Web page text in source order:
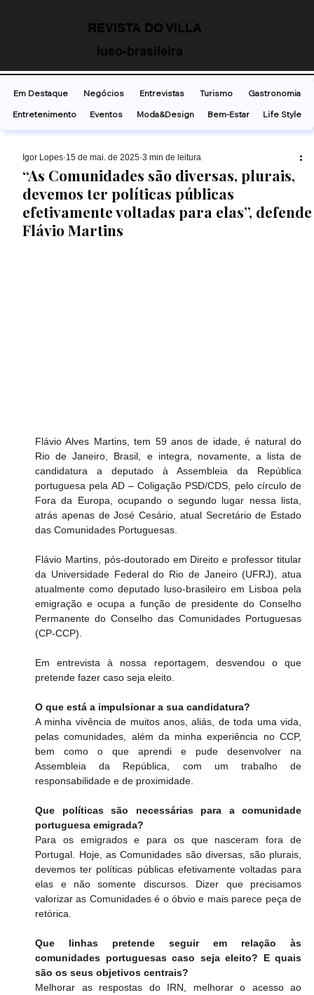
REVISTA DO VILLA
luso-brasileira
“As Comunidades são diversas, plurais,
devemos ter políticas públicas
efetivamente voltadas para elas”, defende
Flávio Martins
Ígor Lopes 15 de mai. de 2025 3 min de leitura
Flávio Alves Martins, tem 59 anos de idade, é natural do
Rio de Janeiro, Brasil, e integra, novamente, a lista de
candidatura a deputado à Assembleia da República
portuguesa pela AD – Coligação PSD/CDS, pelo círculo de
Fora da Europa, ocupando o segundo lugar nessa lista,
atrás apenas de José Cesário, atual Secretário de Estado
das Comunidades Portuguesas.
Flávio Martins, pós-doutorado em Direito e professor titular
da Universidade Federal do Rio de Janeiro (UFRJ), atua
atualmente como deputado luso-brasileiro em Lisboa pela
emigração e ocupa a função de presidente do Conselho
Permanente do Conselho das Comunidades Portuguesas
(CP-CCP).
Em entrevista à nossa reportagem, desvendou o que
pretende fazer caso seja eleito.
O que está a impulsionar a sua candidatura?
A minha vivência de muitos anos, aliás, de toda uma vida,
pelas comunidades, além da minha experiência no CCP,
bem como o que aprendi e pude desenvolver na
Assembleia da República, com um trabalho de
responsabilidade e de proximidade.
Que políticas são necessárias para a comunidade
portuguesa emigrada?
Para os emigrados e para os que nasceram fora de
Portugal. Hoje, as Comunidades são diversas, são plurais,
devemos ter políticas públicas efetivamente voltadas para
elas e não somente discursos. Dizer que precisamos
valorizar as Comunidades é o óbvio e mais parece peça de
retórica.
Que linhas pretende seguir em relação às
comunidades portuguesas caso seja eleito? E quais
são os seus objetivos centrais?
Melhorar as respostas do IRN, melhorar o acesso ao
Em Destaque Negócios Entrevistas Turismo
Gastronomia
Entretenimento
Eventos Moda&Design Bem-Estar Life Style